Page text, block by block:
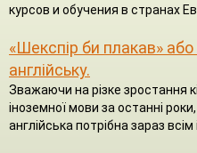
курсов и обучения в странах
«Шекспір би плакав»
англійську.
Зважаючи на різке зростання
іноземної мови за останні
англійська потрібна зараз всім